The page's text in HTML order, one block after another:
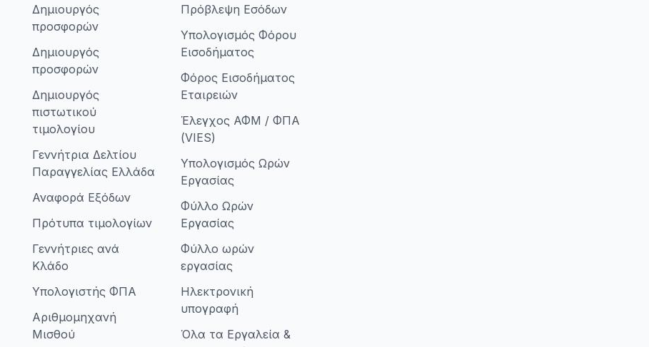
Δημιουργός
προσφορών
Δημιουργός
προσφορών
Δημιουργός
πιστωτικού
τιμολογίου
Γεννήτρια Δελτίου
Παραγγελίας Ελλάδα
Αναφορά Εξόδων
Πρότυπα τιμολογίων
Γεννήτριες ανά
Κλάδο
Υπολογιστής ΦΠΑ
Αριθμομηχανή
Μισθού
Πρόβλεψη Εσόδων
Υπολογισμός Φόρου
Εισοδήματος
Φόρος Εισοδήματος
Εταιρειών
Έλεγχος ΑΦΜ / ΦΠΑ
(VIES)
Υπολογισμός Ωρών
Εργασίας
Φύλλο Ωρών
Εργασίας
Φύλλο ωρών
εργασίας
Ηλεκτρονική
υπογραφή
Όλα τα Εργαλεία &